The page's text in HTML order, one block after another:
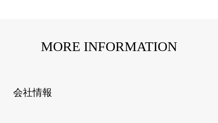
MORE INFORMATION
会社情報